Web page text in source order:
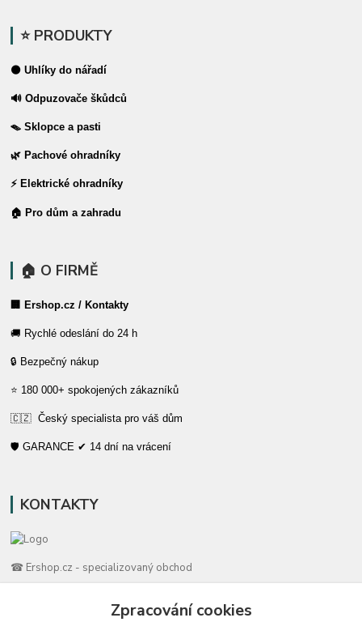
⭐ PRODUKTY
⚫ Uhlíky do nářadí
🔊 Odpuzovače škůdců
🪤 Sklopce a pasti
🌿 Pachové ohradníky
⚡ Elektrické ohradníky
🏠 Pro dům a zahradu
🏠 O FIRMĚ
🏢 Ershop.cz / Kontakty
🚚 Rychlé odeslání do 24 h
🔒 Bezpečný nákup
⭐ 180 000+ spokojených zákazníků
🇨🇿 Český specialista pro váš dům
🛡️ GARANCE ✔ 14 dní na vrácení
KONTAKTY
☎ Ershop.cz - specializovaný obchod
🛡️ Zákaznická podpora
Zpracování cookies